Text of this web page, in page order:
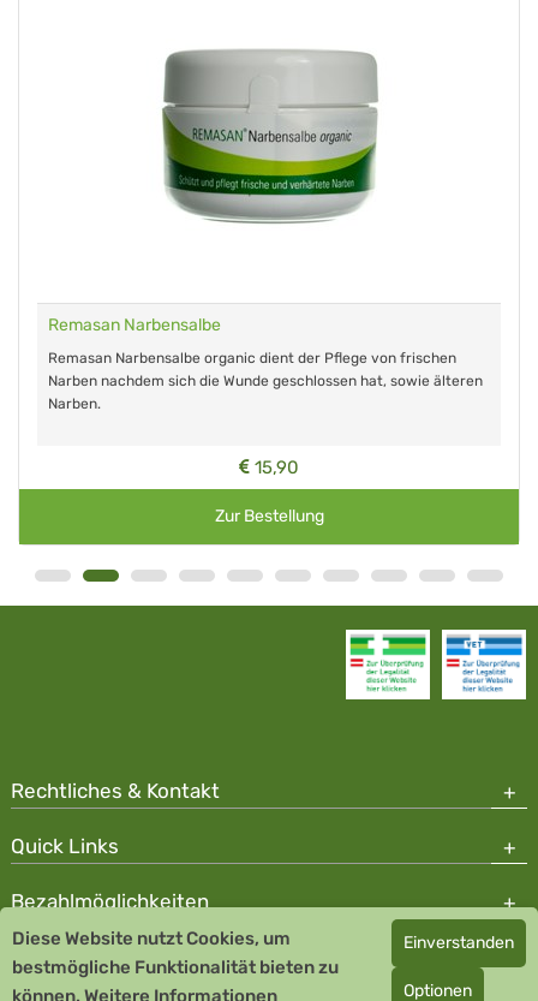
Remasan Narbensalbe
Remasan Narbensalbe organic dient der Pflege von frischen
Narben nachdem sich die Wunde geschlossen hat, sowie älteren
Narben.
15,90
Zur Bestellung
Rechtliches & Kontakt
Quick Links
Bezahlmöglichkeiten
Copyright © 2026 Team Santé Salvator Apotheke - GDP zertifiziert
Remedia Homöopathie GmbH GMP zertifizierter Arzneihersteller
Diese Website nutzt Cookies, um
bestmögliche Funktionalität bieten zu
können. Weitere Informationen
Einverstanden
Optionen